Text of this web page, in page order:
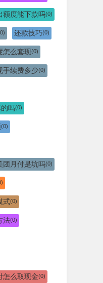
额度能下款吗(0)
还款技巧(0)
怎么套现(0)
手续费多少(0)
吗(0)
(0)
团月付是坑吗(0)
式(0)
法(0)
怎么取现金(0)